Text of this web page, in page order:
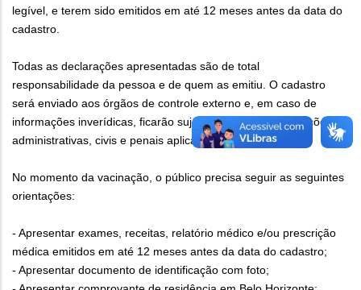
legível, e terem sido emitidos em até 12 meses antes da data do
cadastro.
Todas as declarações apresentadas são de total
responsabilidade da pessoa e de quem as emitiu. O cadastro
será enviado aos órgãos de controle externo e, em caso de
informações inverídicas, ficarão sujeitos às responsabilizações
administrativas, civis e penais aplicáveis.
No momento da vacinação, o público precisa seguir as seguintes
orientações:
- Apresentar exames, receitas, relatório médico e/ou prescrição
médica emitidos em até 12 meses antes da data do cadastro;
- Apresentar documento de identificação com foto;